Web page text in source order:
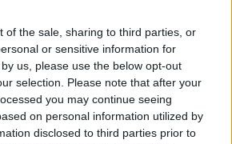
of the sale, sharing to third parties, or
or sensitive information for
us, please use the below opt-out
selection. Please note that after your
you may continue seeing
on personal information utilized by
disclosed to third parties prior to
që po tentonte të kalonte
ilegalisht nga Maroku me
parashutë bie në det dhe vdes